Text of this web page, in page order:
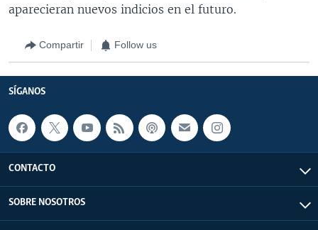
aparecieran nuevos indicios en el futuro.
Compartir Follow us
SÍGANOS
CONTACTO
SOBRE NOSOTROS